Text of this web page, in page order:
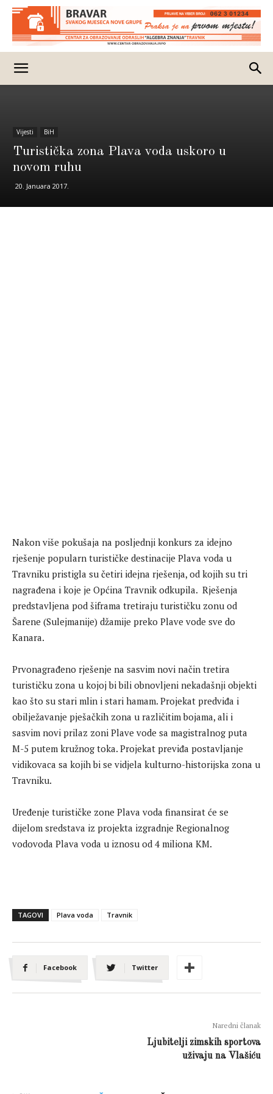
Vijesti BiH
Turistička zona Plava voda uskoro u
novom ruhu
20. Januara 2017.
Nakon više pokušaja na posljednji konkurs za idejno
rješenje popularn turističke destinacije Plava voda u
Travniku pristigla su četiri idejna rješenja, od kojih su tri
nagrađena i koje je Općina Travnik odkupila. Rješenja
predstavljena pod šiframa tretiraju turističku zonu od
Šarene (Sulejmanije) džamije preko Plave vode sve do
Kanara.
Prvonagrađeno rješenje na sasvim novi način tretira
turističku zona u kojoj bi bili obnovljeni nekadašnji objekti
kao što su stari mlin i stari hamam. Projekat predviđa i
obilježavanje pješačkih zona u različitim bojama, ali i
sasvim novi prilaz zoni Plave vode sa magistralnog puta
M-5 putem kružnog toka. Projekat previđa postavljanje
vidikovaca sa kojih bi se vidjela kulturno-historijska zona u
Travniku.
Uređenje turističke zone Plava voda finansirat će se
dijelom sredstava iz projekta izgradnje Regionalnog
vodovoda Plava voda u iznosu od 4 miliona KM.
TAGOVI Plava voda Travnik
Facebook Twitter
Naredni članak
Ljubitelji zimskih sportova
uživaju na Vlašiću